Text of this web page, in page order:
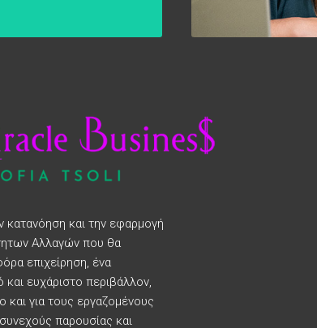
κατανόηση και την εφαρμογή
Αλλαγών που θα
επιχείρηση, ένα
ευχάριστο περιβάλλον,
για τους εργαζομένους
παρουσίας και